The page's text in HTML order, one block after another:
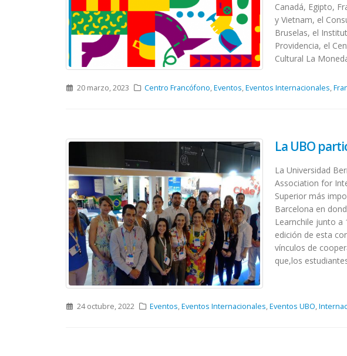
Canadá, Egipto,
y Vietnam, el
Bruselas, el
Providencia, el
Cultural La
20 marzo, 2023 Centro Francófono,Eventos,Eventos Internacionales,
La UBO
La Universidad
Association for
Superior más
Barcelona en
Learnchile junto a
edición de esta
vínculos de
que,los
24 octubre, 2022 Eventos,Eventos Internacionales,Eventos UBO,